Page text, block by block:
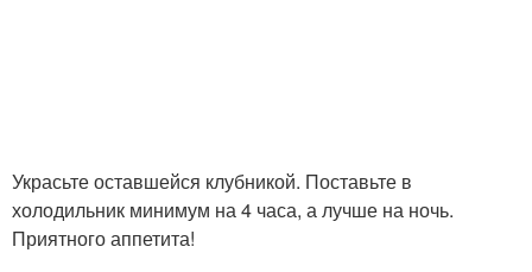
Украсьте оставшейся клубникой. Поставьте в
холодильник минимум на 4 часа, а лучше на ночь.
Приятного аппетита!